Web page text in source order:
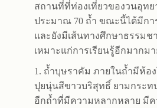
สถานที่ที่ท่องเที่ยวของวนอุท
ประมาณ 70 ถ้ำ ขณะนี้ได้มีก
และยังมีเส้นทางศึกษาธรรมช
เหมาะแก่การเรียนรู้อีกมากม
1. ถ้ำบุษราคัม ภายในถ้ำมีห้อ
ปุยนุ่นสีขาวบริสุทธิ์ ยามกระท
อีกถ้ำที่มีความหลากหลาย มีค